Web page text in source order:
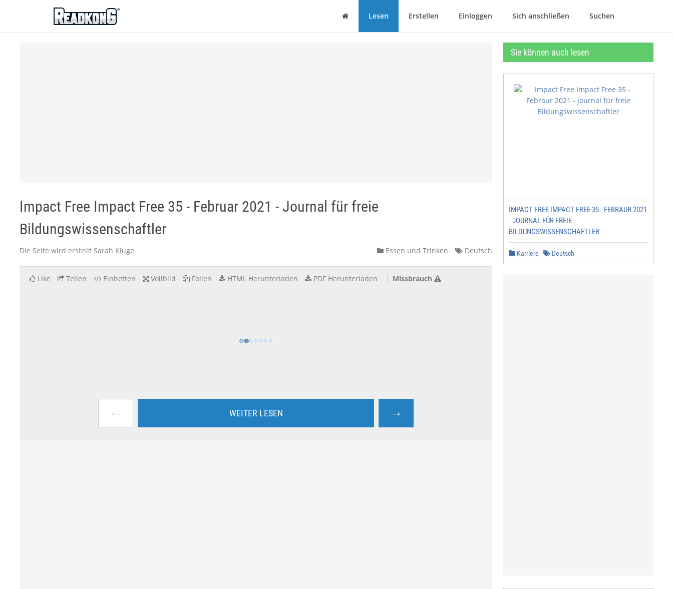
ReadkonG
Haus Lesen Erstellen Einloggen Sich anschließen Suchen
Impact Free Impact Free 35 - Februar 2021 - Journal für freie
Bildungswissenschaftler
Die Seite wird erstellt Sarah Kluge Essen und Trinken Deutsch
Like Teilen Einbetten Vollbild Folien HTML Herunterladen PDF Herunterladen Missbrauch
← WEITER LESEN →
Sie können auch lesen
IMPACT FREE IMPACT FREE 35 - FEBRAUR 2021
- JOURNAL FÜR FREIE
BILDUNGSWISSENSCHAFTLER
Karriere Deutsch